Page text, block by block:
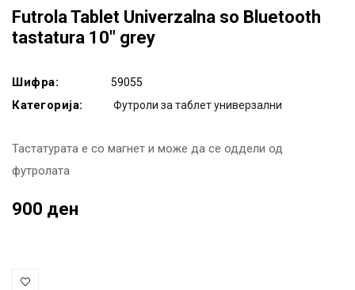
Futrola Tablet Univerzalna so Bluetooth
tastatura 10" grey
Шифра: 59055
Категорија: Футроли за таблет универзални
Тастатурата е со магнет и може да се оддели од
футролата
900 ден